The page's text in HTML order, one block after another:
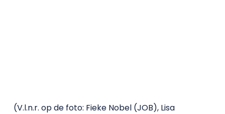
(V.l.n.r. op de foto: Fieke Nobel (JOB), Lisa